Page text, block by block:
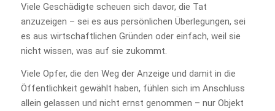
Viele Geschädigte scheuen sich davor, die Tat
anzuzeigen – sei es aus persönlichen Überlegungen, sei
es aus wirtschaftlichen Gründen oder einfach, weil sie
nicht wissen, was auf sie zukommt.
Viele Opfer, die den Weg der Anzeige und damit in die
Öffentlichkeit gewählt haben, fühlen sich im Anschluss
allein gelassen und nicht ernst genommen – nur Objekt